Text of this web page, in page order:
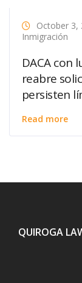
October 3,
Inmigración
DACA con
reabre
persisten
Read more
QUIROGA